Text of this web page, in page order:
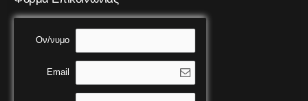
Ον/νυμο
Email